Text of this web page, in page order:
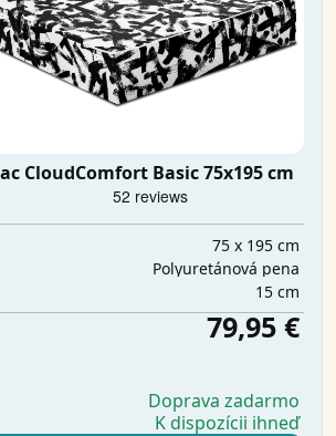
CloudComfort Basic 75x195 cm
75 x 195 cm
Polyuretánová pena
15 cm
79,95 €
Doprava zadarmo
K dispozícii ihneď